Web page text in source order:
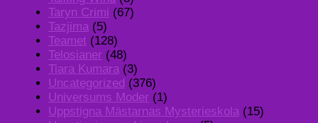
Taryn Crimi (67)
Tazjima (5)
Teamet (128)
Telosianer (48)
Tiara Kumara (3)
Uncategorized (376)
Universums Moder (1)
Uppstigna Mästarnas Mysterieskola (15)